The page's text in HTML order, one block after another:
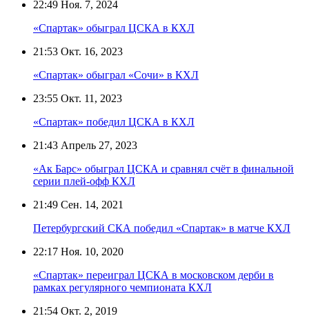
22:49 Ноя. 7, 2024
«Спартак» обыграл ЦСКА в КХЛ
21:53 Окт. 16, 2023
«Спартак» обыграл «Сочи» в КХЛ
23:55 Окт. 11, 2023
«Спартак» победил ЦСКА в КХЛ
21:43 Апрель 27, 2023
«Ак Барс» обыграл ЦСКА и сравнял счёт в финальной
серии плей-офф КХЛ
21:49 Сен. 14, 2021
Петербургский СКА победил «Спартак» в матче КХЛ
22:17 Ноя. 10, 2020
«Спартак» переиграл ЦСКА в московском дерби в
рамках регулярного чемпионата КХЛ
21:54 Окт. 2, 2019